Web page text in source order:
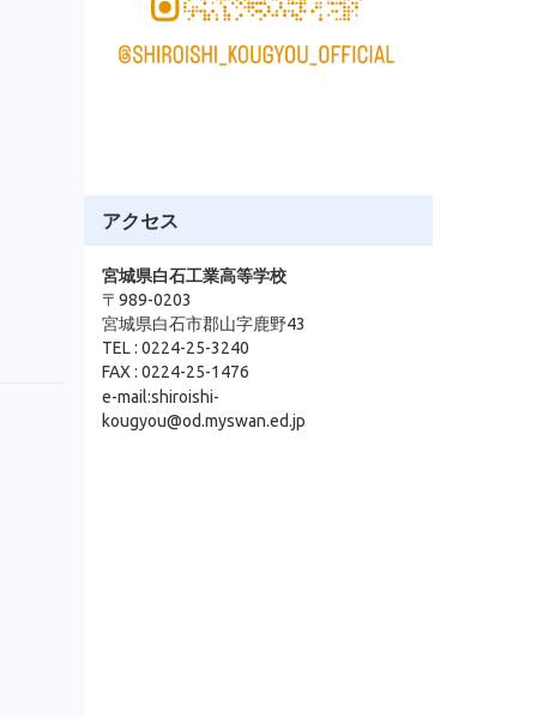
アクセス
宮城県白石工業高等学校
〒989-0203
宮城県白石市郡山字鹿野43
TEL : 0224-25-3240
FAX : 0224-25-1476
e-mail:shiroishi-
kougyou@od.myswan.ed.jp